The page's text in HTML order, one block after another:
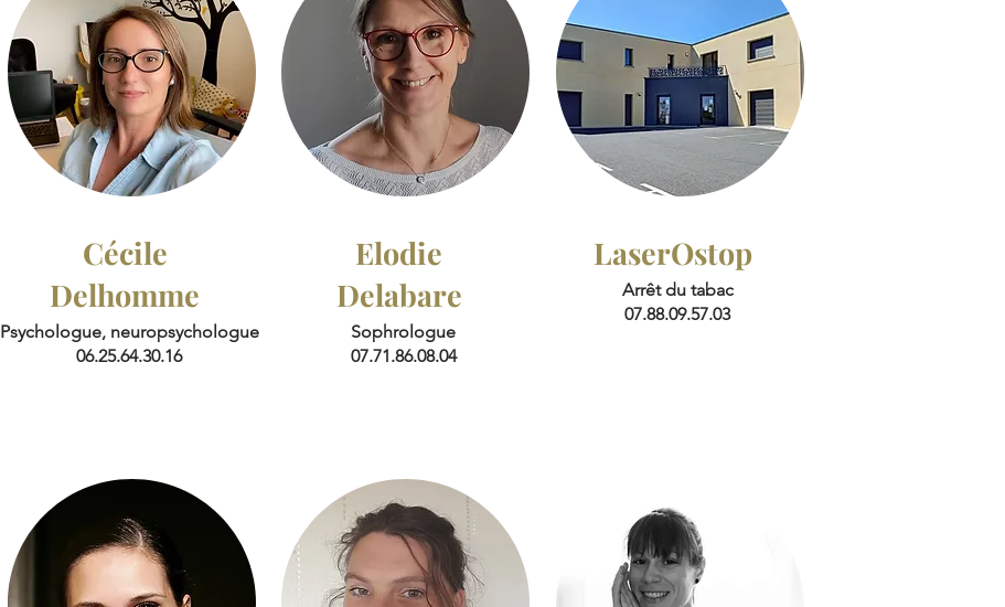
Cécile
Delhomme
Psychologue, neuropsychologue
06.25.64.30.16
Elodie
Delabare
Sophrologue
07.71.86.08.04
LaserOstop
Arrêt du tabac
07.88.09.57.03